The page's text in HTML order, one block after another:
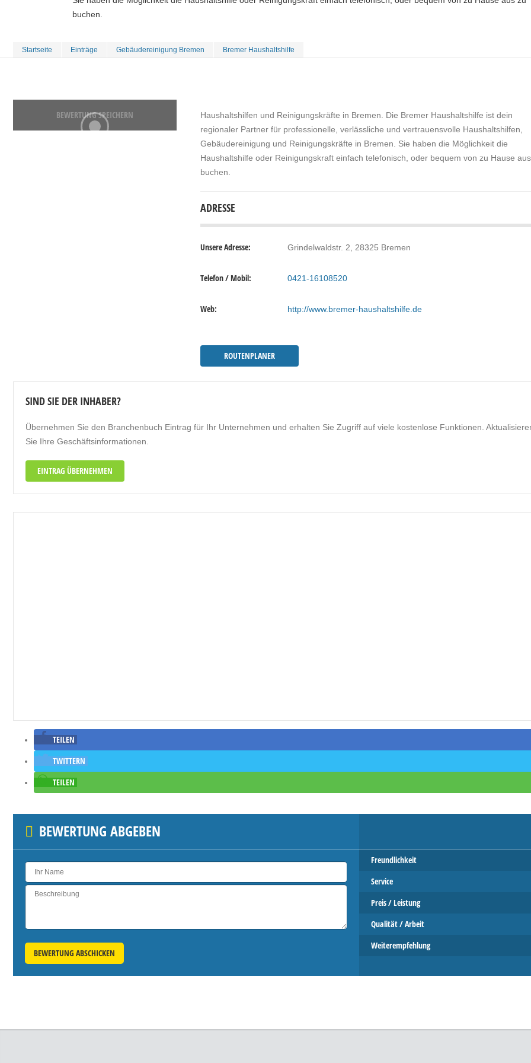
buchen.
Startseite Einträge Gebäudereinigung Bremen Bremer Haushaltshilfe
BEWERTUNG SPEICHERN
Haushaltshilfen und Reinigungskräfte in Bremen. Die Bremer Haushaltshilfe ist dein
regionaler Partner für professionelle, verlässliche und vertrauensvolle Haushaltshilfen,
Gebäudereinigung und Reinigungskräfte in Bremen. Sie haben die Möglichkeit die
Haushaltshilfe oder Reinigungskraft einfach telefonisch, oder bequem von zu Hause
buchen.
ADRESSE
Unsere Adresse: Grindelwaldstr. 2, 28325 Bremen
Telefon / Mobil: 0421-16108520
Web: http://www.bremer-haushaltshilfe.de
ROUTENPLANER
SIND SIE DER INHABER?
Übernehmen Sie den Branchenbuch Eintrag für Ihr Unternehmen und erhalten Sie Zugriff auf viele kostenlose Funktionen.
Sie Ihre Geschäftsinformationen.
EINTRAG ÜBERNEHMEN
TEILEN
TWITTERN
TEILEN
BEWERTUNG ABGEBEN
Freundlichkeit
Service
Preis / Leistung
Qualität / Arbeit
Weiterempfehlung
BEWERTUNG ABSCHICKEN